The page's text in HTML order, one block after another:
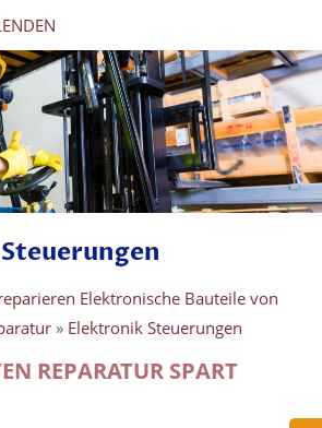
Elektronische Bauteile von
» Elektronik Steuerungen
REPARATUR SPART